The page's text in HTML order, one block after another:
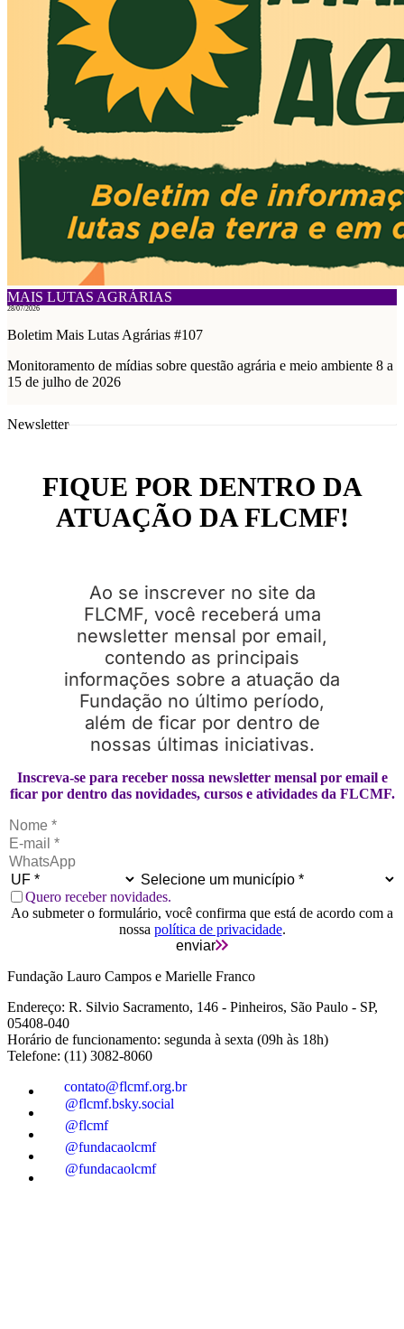
MAIS LUTAS AGRÁRIAS
28/07/2026
Boletim Mais Lutas Agrárias #107
Monitoramento de mídias sobre questão agrária e meio ambiente 8 a
15 de julho de 2026
Newsletter
Inscreva-se para receber nossa newsletter mensal por email e
ficar por dentro das novidades, cursos e atividades da FLCMF.
Quero receber novidades.
Ao submeter o formulário, você confirma que está de acordo com a
nossa política de privacidade.
enviar
FIQUE POR DENTRO DA
ATUAÇÃO DA FLCMF!
Ao se inscrever no site da
FLCMF, você receberá uma
newsletter mensal por email,
contendo as principais
informações sobre a atuação da
Fundação no último período,
além de ficar por dentro de
nossas últimas iniciativas.
Fundação Lauro Campos e Marielle Franco
Endereço: R. Silvio Sacramento, 146 - Pinheiros, São Paulo - SP,
05408-040
Horário de funcionamento: segunda à sexta (09h às 18h)
Telefone: (11) 3082-8060
contato@flcmf.org.br
@flcmf.bsky.social
@flcmf
@fundacaolcmf
@fundacaolcmf